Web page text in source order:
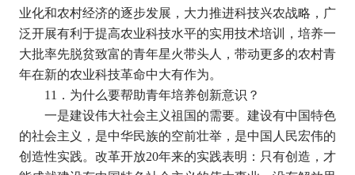
业化和农村经济的逐步发展，大力推进科技兴农战略，广
泛开展有利于提高农业科技水平的实用技术培训，培养一
大批率先脱贫致富的青年星火带头人，带动更多的农村青
年在新的农业科技革命中大有作为。
11 ．为什么要帮助青年培养创新意识？
一是建设伟大社会主义祖国的需要。建设有中国特色
的社会主义，是中华民族的空前壮举，是中国人民宏伟的
创造性实践。改革开放20年来的实践表明：只有创造，才